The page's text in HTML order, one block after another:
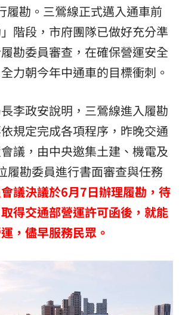
履勘。三鶯線正式邁入通車前
階段，市府團隊已做好充分準
勘委員審查，在確保營運安全
力朝今年中通車的目標衝刺。
李政安說明，三鶯線進入履勘
規定完成各項程序，昨晚交通
議，由中央邀集土建、機電及
履勘委員進行書面審查與任務
議決議於6月7日辦理履勘，待
得交通部營運許可函後，就能
，儘早服務民眾。